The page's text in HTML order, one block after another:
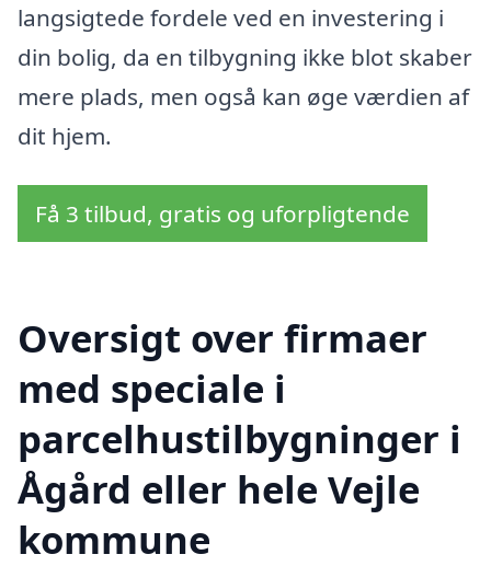
langsigtede fordele ved en investering i
din bolig, da en tilbygning ikke blot skaber
mere plads, men også kan øge værdien af
dit hjem.
Få 3 tilbud, gratis og uforpligtende
Oversigt over firmaer
med speciale i
parcelhustilbygninger i
Ågård eller hele Vejle
kommune